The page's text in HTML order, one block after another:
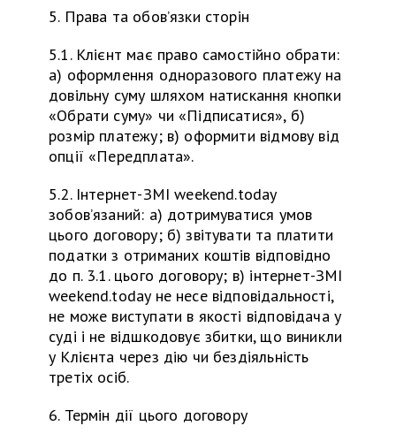
5. Права та обов’язки сторін
5.1. Клієнт має право самостійно обрати:
а) оформлення одноразового платежу на
довільну суму шляхом натискання кнопки
«Обрати суму» чи «Підписатися», б)
розмір платежу; в) оформити відмову від
опції «Передплата».
5.2. Інтернет-ЗМІ weekend.today
зобовʼязаний: а) дотримуватися умов
цього договору; б) звітувати та платити
податки з отриманих коштів відповідно
до п. 3.1. цього договору; в) інтернет-ЗМІ
weekend.today не несе відповідальності,
не може виступати в якості відповідача у
суді і не відшкодовує збитки, що виникли
у Клієнта через дію чи бездіяльність
третіх осіб.
6. Термін дії цього договору